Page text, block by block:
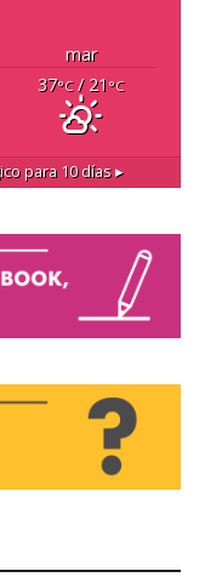
mar
37°C/ 21 °C
para 10 días ▸